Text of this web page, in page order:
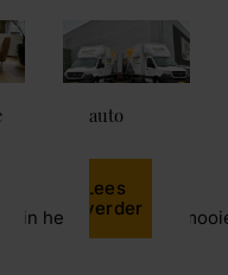
in het oog door de
auto
Lees
verder